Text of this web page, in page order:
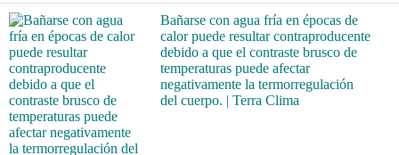
Bañarse con agua fría en épocas de
calor puede resultar contraproducente
debido a que el contraste brusco de
temperaturas puede afectar
negativamente la termorregulación
del cuerpo. | Terra Clima